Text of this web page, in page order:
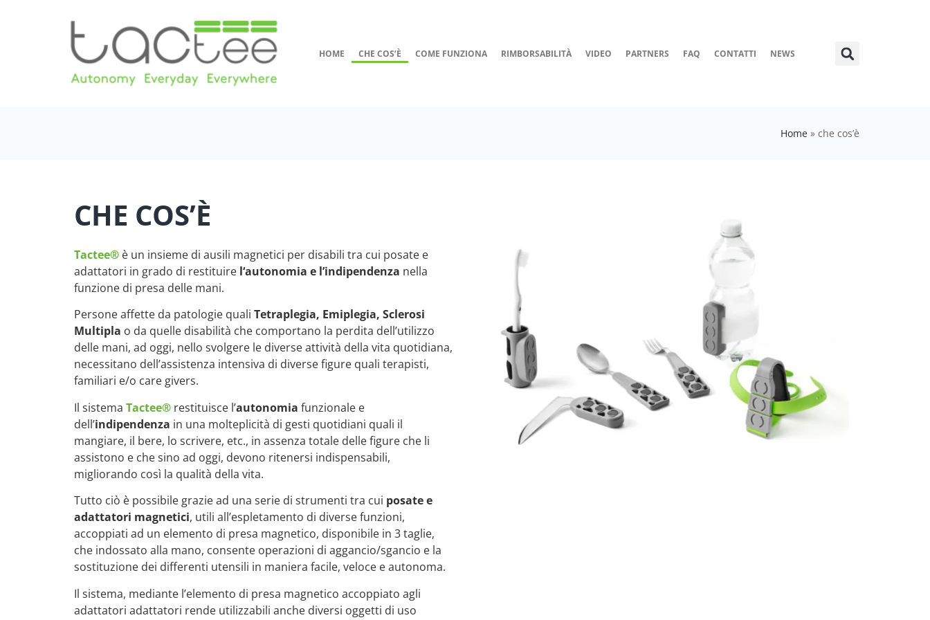
HOME CHE COS’È COME FUNZIONA RIMBORSABILITÀ VIDEO PARTNERS FAQ CONTATTI NEWS
Home » che cos’è
CHE COS’È
Tactee® è un insieme di ausili magnetici per disabili tra cui posate e
adattatori in grado di restituire l‘autonomia e l’indipendenza nella
funzione di presa delle mani.
Persone affette da patologie quali Tetraplegia, Emiplegia, Sclerosi
Multipla o da quelle disabilità che comportano la perdita dell’utilizzo
delle mani, ad oggi, nello svolgere le diverse attività della vita quotidiana,
necessitano dell’assistenza intensiva di diverse figure quali terapisti,
familiari e/o care givers.
Il sistema Tactee® restituisce l’autonomia funzionale e
dell’indipendenza in una molteplicità di gesti quotidiani quali il
mangiare, il bere, lo scrivere, etc., in assenza totale delle figure che li
assistono e che sino ad oggi, devono ritenersi indispensabili,
migliorando così la qualità della vita.
Tutto ciò è possibile grazie ad una serie di strumenti tra cui posate e
adattatori magnetici, utili all’espletamento di diverse funzioni,
accoppiati ad un elemento di presa magnetico, disponibile in 3 taglie,
che indossato alla mano, consente operazioni di aggancio/sgancio e la
sostituzione dei differenti utensili in maniera facile, veloce e autonoma.
Il sistema, mediante l’elemento di presa magnetico accoppiato agli
adattatori adattatori rende utilizzabili anche diversi oggetti di uso